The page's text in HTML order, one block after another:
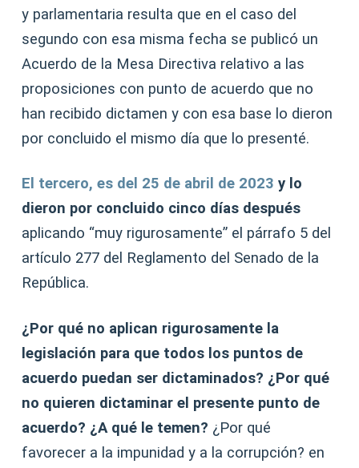
y parlamentaria resulta que en el caso del
segundo con esa misma fecha se publicó un
Acuerdo de la Mesa Directiva relativo a las
proposiciones con punto de acuerdo que no
han recibido dictamen y con esa base lo dieron
por concluido el mismo día que lo presenté.
El tercero, es del 25 de abril de 2023 y lo
dieron por concluido cinco días después
aplicando “muy rigurosamente” el párrafo 5 del
artículo 277 del Reglamento del Senado de la
República.
¿Por qué no aplican rigurosamente la
legislación para que todos los puntos de
acuerdo puedan ser dictaminados? ¿Por qué
no quieren dictaminar el presente punto de
acuerdo? ¿A qué le temen? ¿Por qué
favorecer a la impunidad y a la corrupción? en